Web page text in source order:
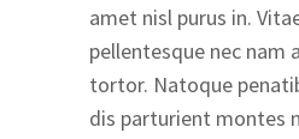
amet nisl purus in.
pellentesque nec nam
tortor. Natoque
dis parturient montes